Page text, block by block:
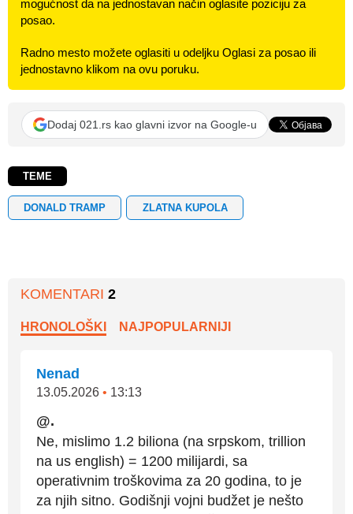
mogućnost da na jednostavan način oglasite poziciju za
posao.
Radno mesto možete oglasiti u odeljku Oglasi za posao ili
jednostavno klikom na ovu poruku.
Dodaj 021.rs kao glavni izvor na Google-u
TEME
DONALD TRAMP ZLATNA KUPOLA
KOMENTARI 2
HRONOLOŠKI NAJPOPULARNIJI
Nenad
13.05.2026 • 13:13
@.
Ne, mislimo 1.2 biliona (na srpskom, trillion
na us english) = 1200 milijardi, sa
operativnim troškovima za 20 godina, to je
za njih sitno. Godišnji vojni budžet je nešto